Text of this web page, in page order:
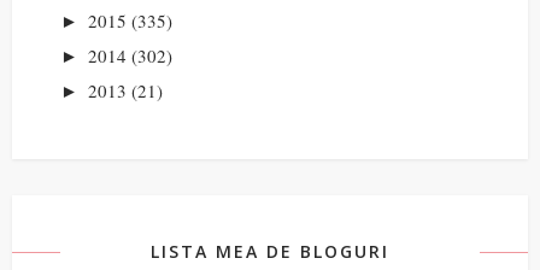
► 2015 (335)
► 2014 (302)
► 2013 (21)
LISTA MEA DE BLOGURI